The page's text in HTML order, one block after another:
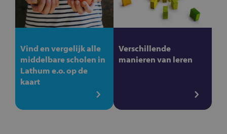
Vind en vergelijk alle
middelbare scholen in
Lathum e.o. op de
kaart
Verschillende
manieren van leren